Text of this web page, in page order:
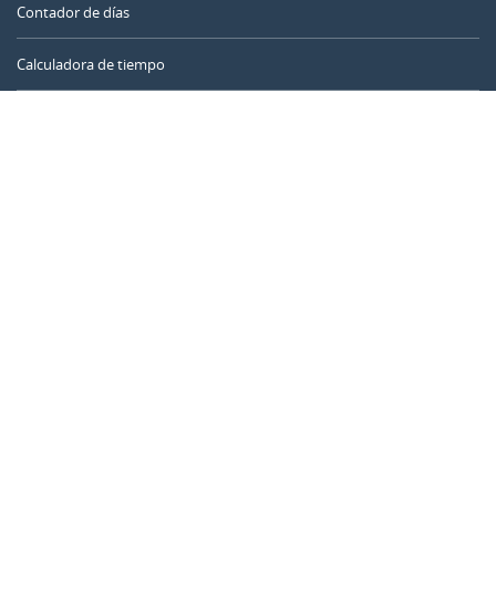
Contador de días
Calculadora de tiempo